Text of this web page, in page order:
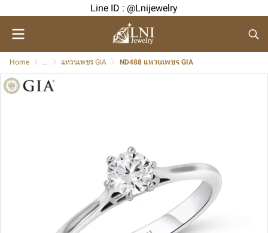
Line ID : @Lnijewelry
Home ... แหวนเพชร GIA ND488 แหวนเพชร GIA